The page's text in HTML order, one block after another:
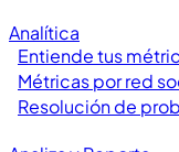
Analítica
Entiende tus
Métricas por red
Resolución de